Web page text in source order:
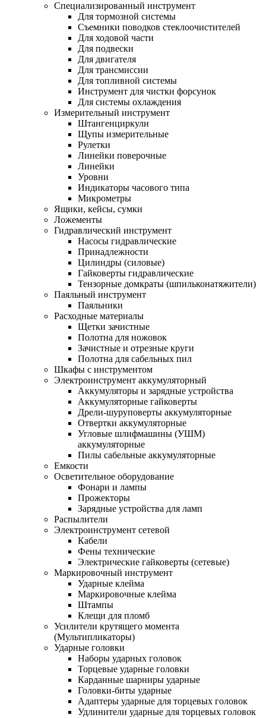
Специализированный инструмент
Для тормозной системы
Съемники поводков стеклоочистителей
Для ходовой части
Для подвески
Для двигателя
Для трансмиссии
Для топливной системы
Инструмент для чистки форсунок
Для системы охлаждения
Измерительный инструмент
Штангенциркули
Щупы измерительные
Рулетки
Линейки поверочные
Линейки
Уровни
Индикаторы часового типа
Микрометры
Ящики, кейсы, сумки
Ложементы
Гидравлический инструмент
Насосы гидравлические
Принадлежности
Цилиндры (силовые)
Гайковерты гидравлические
Тензорные домкраты (шпильконатяжители)
Паяльный инструмент
Паяльники
Расходные материалы
Щетки зачистные
Полотна для ножовок
Зачистные и отрезные круги
Полотна для сабельных пил
Шкафы с инструментом
Электроинструмент аккумуляторный
Аккумуляторы и зарядные устройства
Аккумуляторные гайковерты
Дрели-шуруповерты аккумуляторные
Отвертки аккумуляторные
Угловые шлифмашины (УШМ)
аккумуляторные
Пилы сабельные аккумуляторные
Емкости
Осветительное оборудование
Фонари и лампы
Прожекторы
Зарядные устройства для ламп
Распылители
Электроинструмент сетевой
Кабели
Фены технические
Электрические гайковерты (сетевые)
Маркировочный инструмент
Ударные клейма
Маркировочные клейма
Штампы
Клещи для пломб
Усилители крутящего момента
(Мультипликаторы)
Ударные головки
Наборы ударных головок
Торцевые ударные головки
Карданные шарниры ударные
Головки-биты ударные
Адаптеры ударные для торцевых головок
Удлинители ударные для торцевых головок